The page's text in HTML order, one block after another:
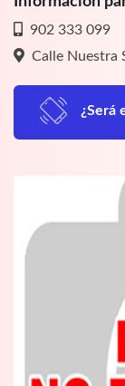
902 333 099
Calle Nuestra
¿Será